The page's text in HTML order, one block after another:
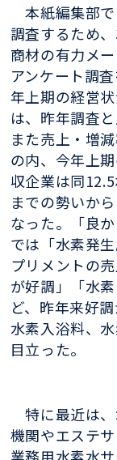
本紙編集部
調査するため
商材の有力メ
アンケート調
年上期の経営
は、昨年調査
また売上・増
の内、今年上
収企業は同
までの勢いか
なった。「良
では「水素発
プリメントの
が好調」「水
ど、昨年来好
水素入浴料、
目立った。
特に最近は
機関やエステ